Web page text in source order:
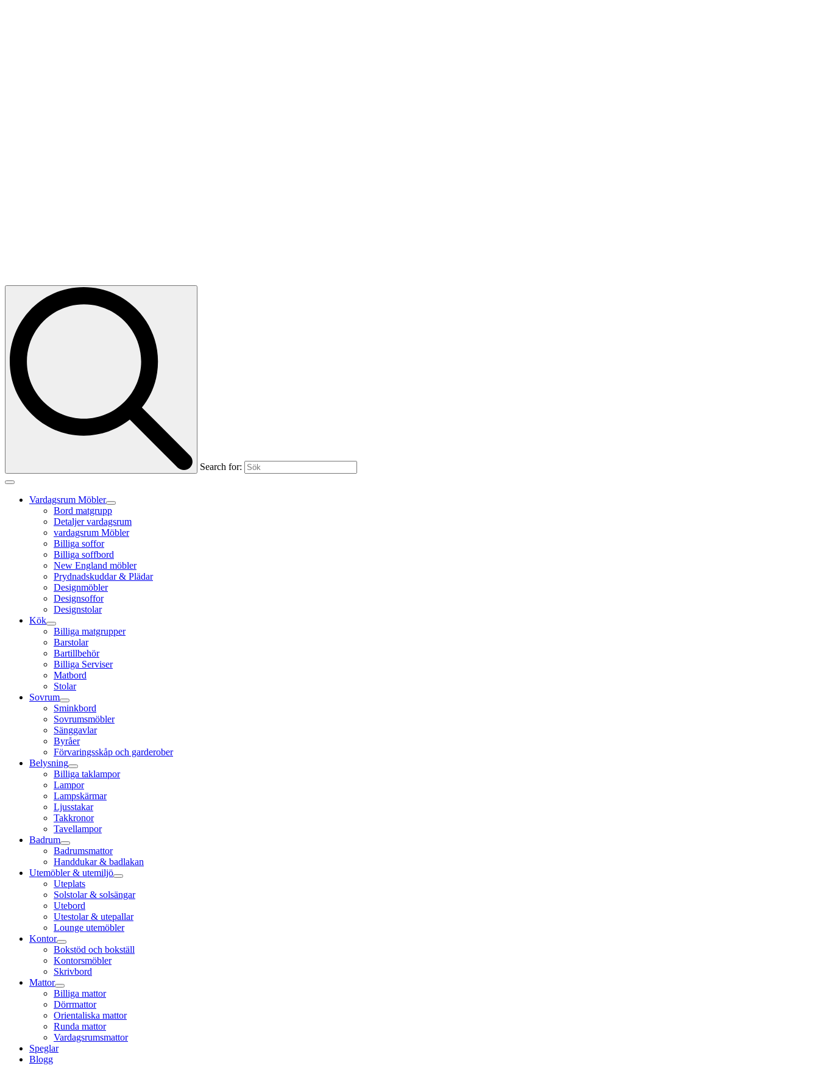
Search for:
Vardagsrum Möbler
Bord matgrupp
Detaljer vardagsrum
vardagsrum Möbler
Billiga soffor
Billiga soffbord
New England möbler
Prydnadskuddar & Plädar
Designmöbler
Designsoffor
Designstolar
Kök
Billiga matgrupper
Barstolar
Bartillbehör
Billiga Serviser
Matbord
Stolar
Sovrum
Sminkbord
Sovrumsmöbler
Sänggavlar
Byråer
Förvaringsskåp och garderober
Belysning
Billiga taklampor
Lampor
Lampskärmar
Ljusstakar
Takkronor
Tavellampor
Badrum
Badrumsmattor
Handdukar & badlakan
Utemöbler & utemiljö
Uteplats
Solstolar & solsängar
Utebord
Utestolar & utepallar
Lounge utemöbler
Kontor
Bokstöd och bokställ
Kontorsmöbler
Skrivbord
Mattor
Billiga mattor
Dörrmattor
Orientaliska mattor
Runda mattor
Vardagsrumsmattor
Speglar
Blogg